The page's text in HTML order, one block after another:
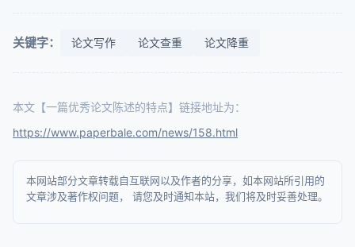
关键字： 论文写作 论文查重 论文降重
本文【一篇优秀论文陈述的特点】链接地址为：
https://www.paperbale.com/news/158.html
本网站部分文章转载自互联网以及作者的分享，如本网站所引用的
文章涉及著作权问题， 请您及时通知本站，我们将及时妥善处理。